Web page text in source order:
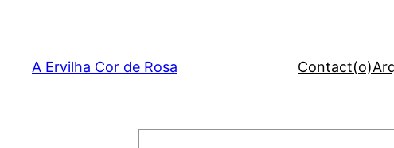
content
A Ervilha Cor de Rosa Contact(o)